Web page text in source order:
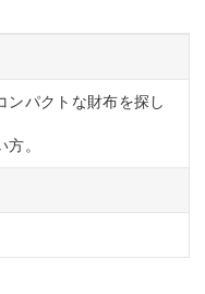
ンパクトな財布を探し
。